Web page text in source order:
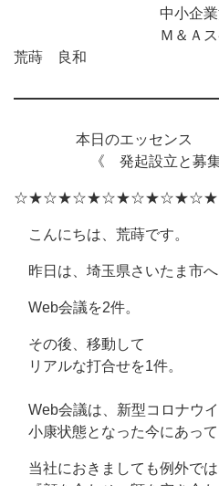
中小企業活性化
Ｍ＆Ａスペ
荒蒔 良和
本日のエッセンス
《 発起設立と募集
こんにちは、荒蒔です。
昨日は、埼玉県さいたま市
Web会議を2件。
その後、移動して
リアルな打合せを1件。
Web会議は、新型コロナウ
小康状態となった今にあっ
当社におきましても例外で